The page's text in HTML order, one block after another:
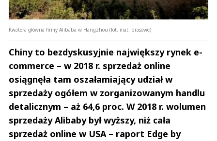
Kwatera główna firmy Alibaba w Hangzhou (fot. mat. prasowe)
Chiny to bezdyskusyjnie największy rynek e-
commerce – w 2018 r. sprzedaż online
osiągnęła tam oszałamiający udział w
sprzedaży ogółem w zorganizowanym handlu
detalicznym – aż 64,6 proc. W 2018 r. wolumen
sprzedaży Alibaby był wyższy, niż cała
sprzedaż online w USA – raport Edge by